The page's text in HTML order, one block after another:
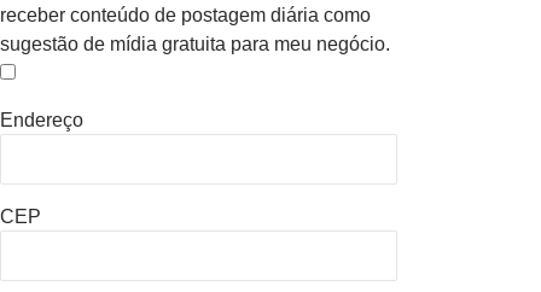
receber conteúdo de postagem diária como
sugestão de mídia gratuita para meu negócio.
Endereço
CEP